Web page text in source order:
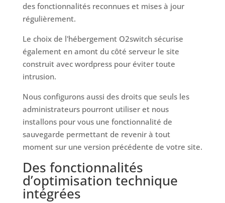
des fonctionnalités reconnues et mises à jour
régulièrement.
Le choix de l'hébergement O2switch sécurise
également en amont du côté serveur le site
construit avec wordpress pour éviter toute
intrusion.
Nous configurons aussi des droits que seuls les
administrateurs pourront utiliser et nous
installons pour vous une fonctionnalité de
sauvegarde permettant de revenir à tout
moment sur une version précédente de votre site.
Des fonctionnalités
d’optimisation technique
intégrées